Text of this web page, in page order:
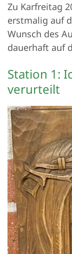
Zu Karfreitag
erstmalig auf
Wunsch des
dauerhaft auf
Station 1:
verurteilt